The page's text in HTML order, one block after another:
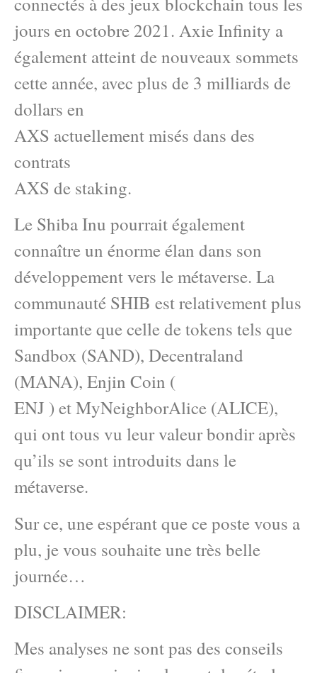
jours en octobre 2021. Axie Infinity a
également atteint de nouveaux sommets
cette année, avec plus de 3 milliards de
dollars en
AXS actuellement misés dans des
contrats
AXS de staking.
Le Shiba Inu pourrait également
connaître un énorme élan dans son
développement vers le métaverse. La
communauté SHIB est relativement plus
importante que celle de tokens tels que
Sandbox (SAND), Decentraland
(MANA), Enjin Coin (
ENJ ) et MyNeighborAlice (ALICE),
qui ont tous vu leur valeur bondir après
qu’ils se sont introduits dans le
métaverse.
Sur ce, une espérant que ce poste vous a
plu, je vous souhaite une très belle
journée…
DISCLAIMER:
Mes analyses ne sont pas des conseils